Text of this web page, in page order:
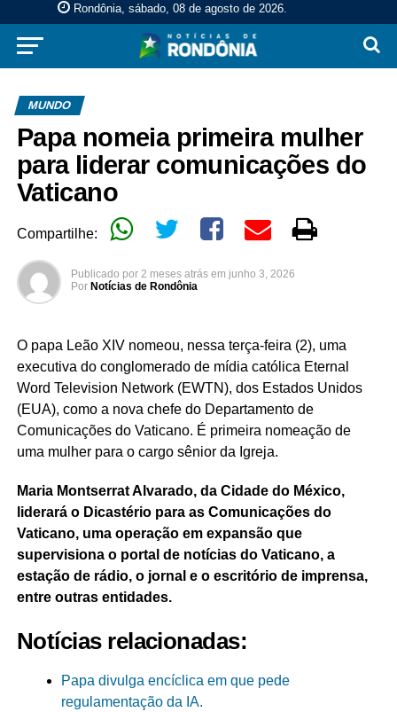
Rondônia, sábado, 08 de agosto de 2026.
MUNDO
Papa nomeia primeira mulher
para liderar comunicações do
Vaticano
Compartilhe:
Publicado por 2 meses atrás em junho 3, 2026
Por Notícias de Rondônia
O papa Leão XIV nomeou, nessa terça-feira (2), uma
executiva do conglomerado de mídia católica Eternal
Word Television Network (EWTN), dos Estados Unidos
(EUA), como a nova chefe do Departamento de
Comunicações do Vaticano. É primeira nomeação de
uma mulher para o cargo sênior da Igreja.
Maria Montserrat Alvarado, da Cidade do México,
liderará o Dicastério para as Comunicações do
Vaticano, uma operação em expansão que
supervisiona o portal de notícias do Vaticano, a
estação de rádio, o jornal e o escritório de imprensa,
entre outras entidades.
Notícias relacionadas:
Papa divulga encíclica em que pede
regulamentação da IA.